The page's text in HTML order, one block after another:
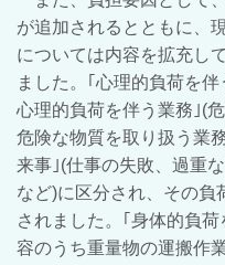
が追加されるとともに、
については内容を拡充し
ました。｢心理的負荷を
心理的負荷を伴う業務｣(
危険な物質を取り扱う業
来事｣(仕事の失敗、過重
など)に区分され、その負
されました。｢身体的負
容のうち重量物の運搬作